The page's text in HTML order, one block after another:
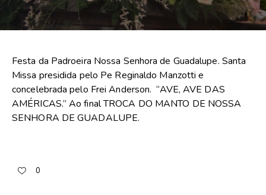
Festa da Padroeira Nossa Senhora de Guadalupe. Santa
Missa presidida pelo Pe Reginaldo Manzotti e
concelebrada pelo Frei Anderson. “AVE, AVE DAS
AMÉRICAS.” Ao final TROCA DO MANTO DE NOSSA
SENHORA DE GUADALUPE.
0